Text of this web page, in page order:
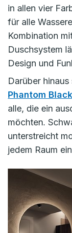
in allen vier
für alle
Kombination
Duschsystem
Design und
Darüber hinaus
Phantom Black
alle, die ein
möchten.
unterstreicht
jedem Raum